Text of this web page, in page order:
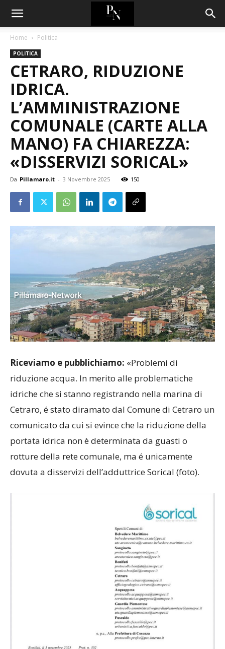
Home Politica
POLITICA
CETRARO, RIDUZIONE
IDRICA.
L’AMMINISTRAZIONE
COMUNALE (CARTE ALLA
MANO) FA CHIAREZZA:
«DISSERVIZI SORICAL»
Da Pillamaro.it - 3 Novembre 2025 150
Riceviamo e pubblichiamo: «Problemi di
riduzione acqua. In merito alle problematiche
idriche che si stanno registrando nella marina di
Cetraro, é stato diramato dal Comune di Cetraro un
comunicato da cui si evince che la riduzione della
portata idrica non è determinata da guasti o
rotture della rete comunale, ma é unicamente
dovuta a disservizi dell’adduttrice Sorical (foto).